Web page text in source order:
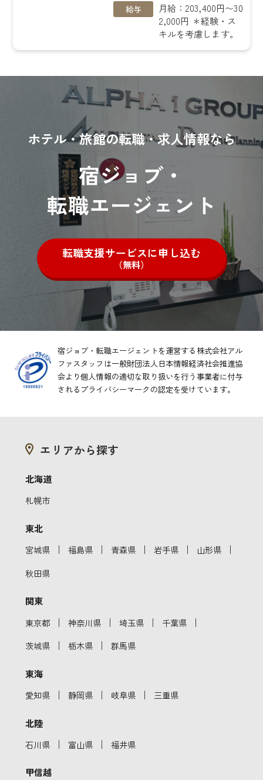
給与
月給：203,400円〜30
2,000円 ＊経験・ス
キルを考慮します。
ホテル・旅館の転職・求人情報なら
宿ジョブ・
転職エージェント
転職支援サービスに申し込む
（無料）
宿ジョブ・転職エージェントを運営する株式会社アル
ファスタッフは一般財団法人日本情報経済社会推進協
会より個人情報の適切な取り扱いを行う事業者に付与
されるプライバシーマークの認定を受けています。
エリアから探す
北海道
札幌市
東北
宮城県 ｜ 福島県 ｜ 青森県 ｜ 岩手県 ｜ 山形県 ｜
秋田県
関東
東京都 ｜ 神奈川県 ｜ 埼玉県 ｜ 千葉県 ｜
茨城県 ｜ 栃木県 ｜ 群馬県
東海
愛知県 ｜ 静岡県 ｜ 岐阜県 ｜ 三重県
北陸
石川県 ｜ 富山県 ｜ 福井県
甲信越